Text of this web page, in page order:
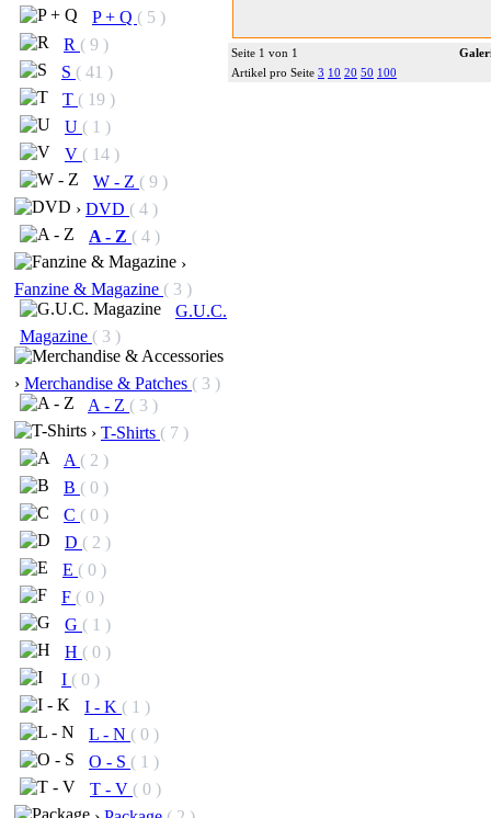
P + Q ( 5 )
R ( 9 )
S ( 41 )
T ( 19 )
U ( 1 )
V ( 14 )
W - Z ( 9 )
› DVD ( 4 )
A - Z ( 4 )
›
Fanzine & Magazine ( 3 )
G.U.C.
Magazine ( 3 )
› Merchandise & Patches ( 3 )
A - Z ( 3 )
› T-Shirts ( 7 )
A ( 2 )
B ( 0 )
C ( 0 )
D ( 2 )
E ( 0 )
F ( 0 )
G ( 1 )
H ( 0 )
I ( 0 )
I - K ( 1 )
L - N ( 0 )
O - S ( 1 )
T - V ( 0 )
Seite 1 von 1
Artikel pro Seite 3 10 20 50 100